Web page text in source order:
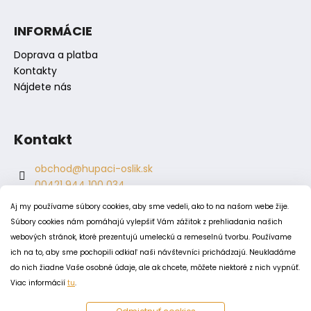
Aj my používame súbory cookies, aby sme vedeli, ako to na našom webe žije.
Súbory cookies nám pomáhajú vylepšiť Vám zážitok z prehliadania našich
webových stránok, ktoré prezentujú umeleckú a remeselnú tvorbu. Používame
ich na to, aby sme pochopili odkiaľ naši návštevníci prichádzajú. Neukladáme
do nich žiadne Vaše osobné údaje, ale ak chcete, môžete niektoré z nich vypnúť.
Viac informácií tu.
INFORMÁCIE
Doprava a platba
Kontakty
Nájdete nás
Kontakt
obchod@hupaci-oslik.sk
00421 944 100 034
00421 944 904 704
hupaci.oslik
dagmar.juricova
PODMIENKY